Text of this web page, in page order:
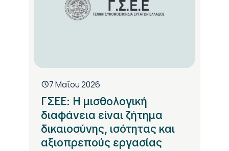
7 Μαΐου 2026
ΓΣΕΕ: Η μισθολογική
διαφάνεια είναι ζήτημα
δικαιοσύνης, ισότητας και
αξιοπρεπούς εργασίας